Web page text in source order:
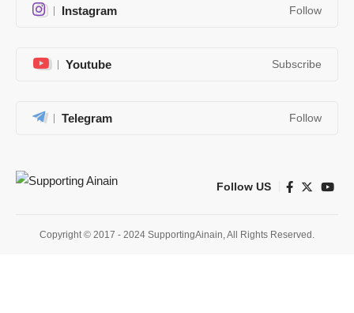
Instagram Follow
Youtube Subscribe
Telegram Follow
Follow US
Copyright © 2017 - 2024 SupportingAinain, All Rights Reserved.